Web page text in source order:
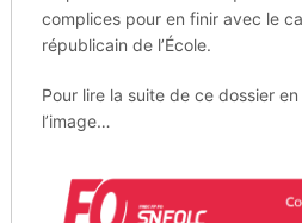
complices pour en finir avec le
républicain de l’École.
Pour lire la suite de ce dossier
l’image…